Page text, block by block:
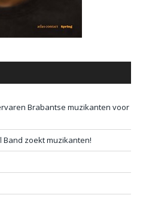
Brabantse muzikanten voor
Band zoekt muzikanten!